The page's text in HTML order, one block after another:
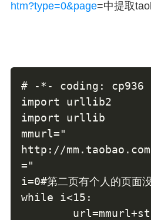
htm?type=0&page=中提取
# -*- coding: cp936
import urllib2
import urllib
mmurl="
http://
="
i=0#第二页有个人的页面
while i<15: